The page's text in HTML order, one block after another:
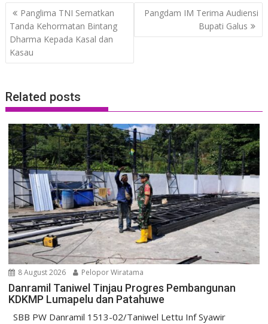
Post
navigation
Panglima TNI Sematkan
Tanda Kehormatan Bintang
Dharma Kepada Kasal dan
Kasau
Pangdam IM Terima Audiensi
Bupati Galus
Related posts
8 August 2026 Pelopor Wiratama
Danramil Taniwel Tinjau Progres Pembangunan
KDKMP Lumapelu dan Patahuwe
SBB PW Danramil 1513-02/Taniwel Lettu Inf Syawir